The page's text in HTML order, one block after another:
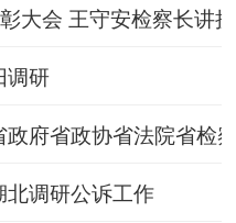
大会 王守安检察长讲
调研
府省政协省法院省检
调研公诉工作